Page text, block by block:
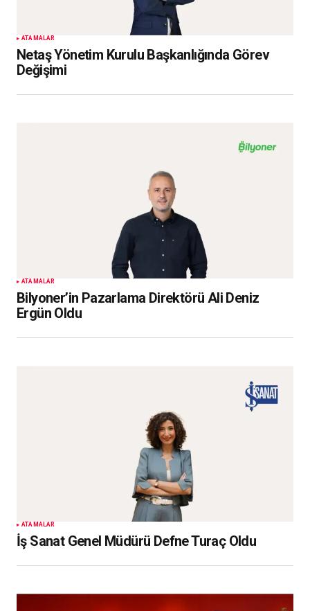
ATAMALAR
Netaş Yönetim Kurulu Başkanlığında Görev
Değişimi
ATAMALAR
Bilyoner’in Pazarlama Direktörü Ali Deniz
Ergün Oldu
ATAMALAR
İş Sanat Genel Müdürü Defne Turaç Oldu